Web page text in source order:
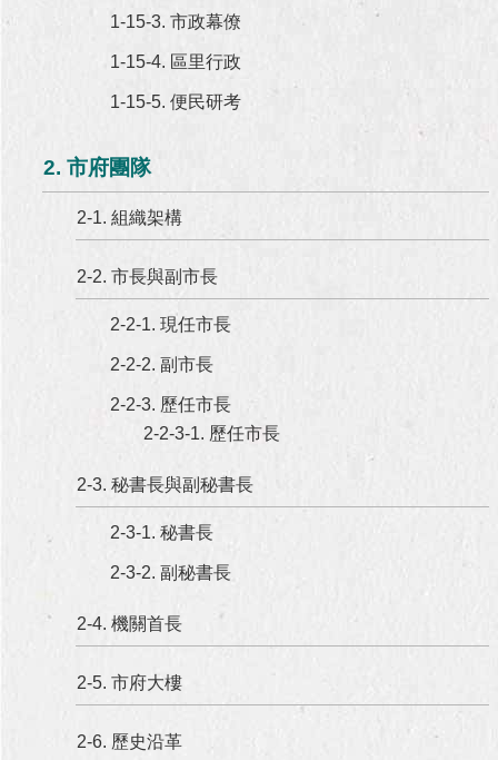
1-15-3. 市政幕僚
1-15-4. 區里行政
1-15-5. 便民研考
2. 市府團隊
2-1. 組織架構
2-2. 市長與副市長
2-2-1. 現任市長
2-2-2. 副市長
2-2-3. 歷任市長
2-2-3-1. 歷任市長
2-3. 秘書長與副秘書長
2-3-1. 秘書長
2-3-2. 副秘書長
2-4. 機關首長
2-5. 市府大樓
2-6. 歷史沿革